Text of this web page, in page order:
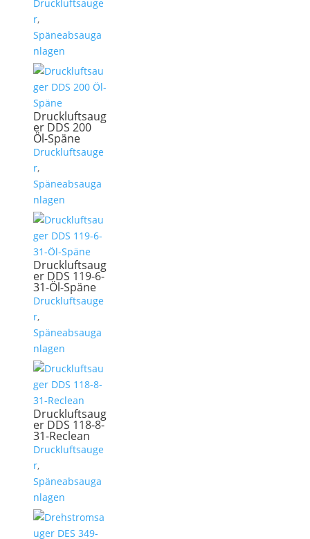
Druckluftsauge
r,
Späneabsauga
nlagen
Druckluftsaug
er DDS 200
Öl-Späne
Druckluftsauge
r,
Späneabsauga
nlagen
Druckluftsaug
er DDS 119-6-
31-Öl-Späne
Druckluftsauge
r,
Späneabsauga
nlagen
Druckluftsaug
er DDS 118-8-
31-Reclean
Druckluftsauge
r,
Späneabsauga
nlagen